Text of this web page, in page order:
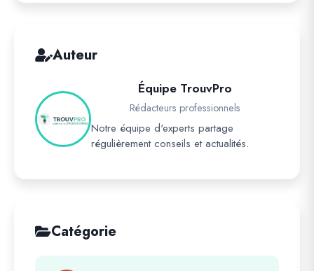
Auteur
Équipe TrouvPro
Rédacteurs professionnels
Notre équipe d'experts partage
régulièrement conseils et actualités.
Catégorie